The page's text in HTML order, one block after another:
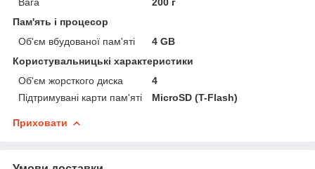
Пам'ять і процесор
Об'єм вбудованої пам'яті
4 GB
Користувальницькі характеристики
Об'єм жорсткого диска
4
Підтримувані карти пам'яті
MicroSD (T-Flash)
Приховати